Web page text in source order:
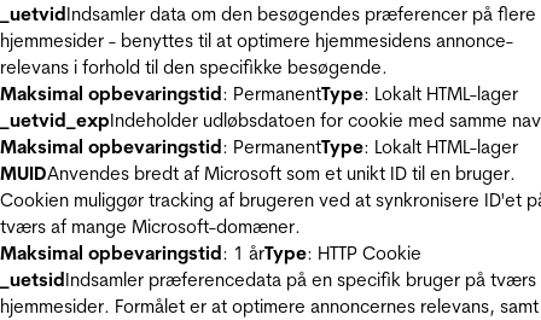
_uetvidIndsamler data om den besøgendes præferencer på flere
hjemmesider - benyttes til at optimere hjemmesidens annonce-
relevans i forhold til den specifikke besøgende.
Maksimal opbevaringstid: PermanentType: Lokalt HTML-lager
_uetvid_expIndeholder udløbsdatoen for cookie med samme
Maksimal opbevaringstid: PermanentType: Lokalt HTML-lager
MUIDAnvendes bredt af Microsoft som et unikt ID til en bruger.
Cookien muliggør tracking af brugeren ved at synkronisere ID'et
tværs af mange Microsoft-domæner.
Maksimal opbevaringstid: 1 årType: HTTP Cookie
_uetsidIndsamler præferencedata på en specifik bruger på tværs
hjemmesider. Formålet er at optimere annoncernes relevans, samt